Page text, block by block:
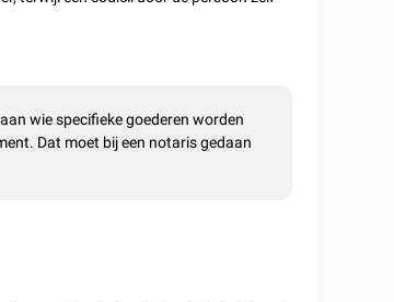
wie specifieke goederen worden
Dat moet bij een notaris gedaan